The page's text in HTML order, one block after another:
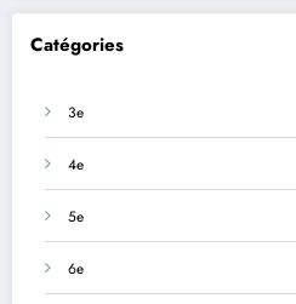
Catégories
3e
4e
5e
6e